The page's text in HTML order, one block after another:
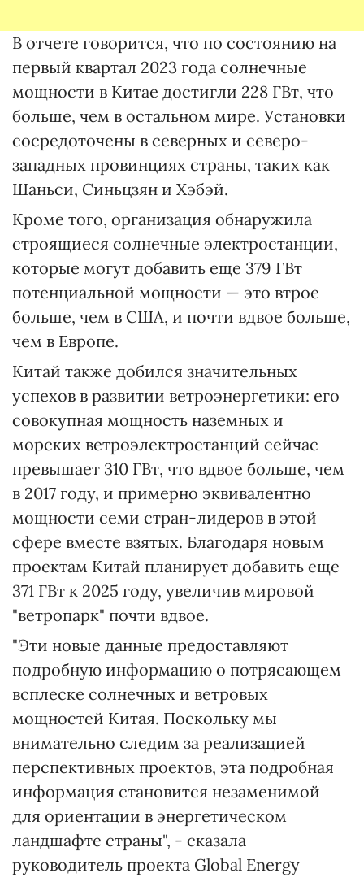
В отчете говорится, что по состоянию на
первый квартал 2023 года солнечные
мощности в Китае достигли 228 ГВт, что
больше, чем в остальном мире. Установки
сосредоточены в северных и северо-
западных провинциях страны, таких как
Шаньси, Синьцзян и Хэбэй.
Кроме того, организация обнаружила
строящиеся солнечные электростанции,
которые могут добавить еще 379 ГВт
потенциальной мощности — это втрое
больше, чем в США, и почти вдвое больше,
чем в Европе.
Китай также добился значительных
успехов в развитии ветроэнергетики: его
совокупная мощность наземных и
морских ветроэлектростанций сейчас
превышает 310 ГВт, что вдвое больше, чем
в 2017 году, и примерно эквивалентно
мощности семи стран-лидеров в этой
сфере вместе взятых. Благодаря новым
проектам Китай планирует добавить еще
371 ГВт к 2025 году, увеличив мировой
"ветропарк" почти вдвое.
"Эти новые данные предоставляют
подробную информацию о потрясающем
всплеске солнечных и ветровых
мощностей Китая. Поскольку мы
внимательно следим за реализацией
перспективных проектов, эта подробная
информация становится незаменимой
для ориентации в энергетическом
ландшафте страны", - сказала
руководитель проекта Global Energy